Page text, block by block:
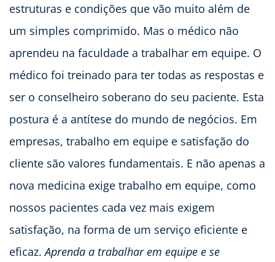
estruturas e condições que vão muito além de
um simples comprimido. Mas o médico não
aprendeu na faculdade a trabalhar em equipe. O
médico foi treinado para ter todas as respostas e
ser o conselheiro soberano do seu paciente. Esta
postura é a antítese do mundo de negócios. Em
empresas, trabalho em equipe e satisfação do
cliente são valores fundamentais. E não apenas a
nova medicina exige trabalho em equipe, como
nossos pacientes cada vez mais exigem
satisfação, na forma de um serviço eficiente e
eficaz.Aprenda a trabalhar em equipe e se